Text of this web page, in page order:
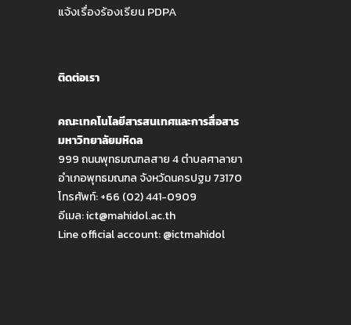
แจ้งเรื่องร้องเรียน PDPA
ติดต่อเรา
คณะเทคโนโลยีสารสนเทศและการสื่อสาร
มหาวิทยาลัยมหิดล
999 ถนนพุทธมณฑลสาย 4 ตำบลศาลายา
อำเภอพุทธมณฑล จังหวัดนครปฐม 73170
โทรศัพท์: +66 (02) 441-0909
อีเมล:ict@mahidol.ac.th
Line official account:@ictmahidol